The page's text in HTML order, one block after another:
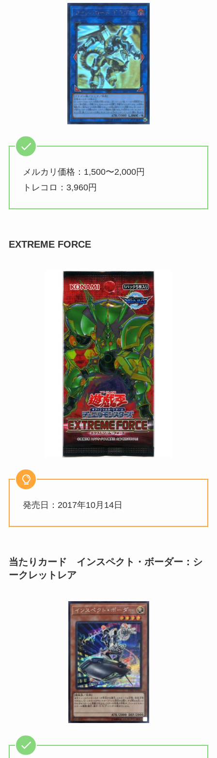
メルカリ価格：1,500〜2,000円
トレコロ：3,960円
EXTREME FORCE
発売日：2017年10月14日
当たりカード インスペクト・ボーダー：シ
ークレットレア